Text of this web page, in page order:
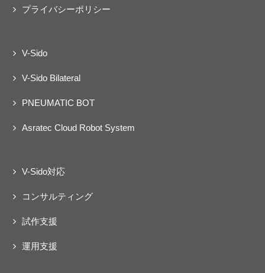
プライバシーポリシー
V-Sido
V-Sido Bilateral
PNEUMATIC BOT
Asratec Cloud Robot System
V-Sido対応
コンサルティング
試作支援
運用支援